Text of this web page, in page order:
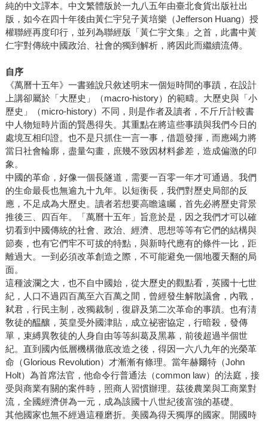
純的中文譯本。中文繁體版於一九八五年由臺北食貨出版社出
版，如今在四十年後由黃仁宇兒子黃培樂（Jefferson Huang）授
權聯經再度印行，並列為聯經版「黃仁宇文集」之首，此書中黃
仁宇對傳統中國政治、社會的獨到解析，將因此而繼續流傳。
自序
《萬曆十五年》一書雖說只敘述明末一個短時間的事蹟，在設計
上講卻屬於「大歷史」（macro-history）的範疇。大歷史與「小
歷史」（micro-history）不同，則是作者及讀者，不斤斤計較書
中人物短時片面的賢愚得失。其重點在將這些事蹟與我們今日的
處境互相印證。也不是只抓住一言一事，借題發揮，而應竭力將
當日社會輪廓，盡量勾畫，庶幾不致因材料參差，造成偏激的印
象。
中國的革命，好像一個長隧道，需要一百零一年才可通過。我們
的生命最長也無逾九十九年。以短衡長，我們對歷史局部的反
應，不足成為大歷史。讀者若想要高瞻遠矚，首先必將歷史背景
推後三、四百年。「萬曆十五年」旨意於是，因之我們才可以確
切看到中國傳統的社會、政治、經濟、思想等等有它們的結構與
節奏，也有它們牢不可拔的特點，與新時代應有的條件一比，距
離過大。一到必須改革創造之際，不可能避免一個地覆天翻的局
面。
這種波瀾之大，也不自中國始，從大歷史的觀點看，英國十七世
紀，人口不過四百萬至六百萬之間，曾經發生解散議會，內戰，
弒君，行民主制，改獨裁制，復辟及第二次革命的事蹟。也有淸
敎徒的醖釀，英皇受外國津貼，成立袐密協定，行暗殺，發傳
單，束縛異敎徒的人身自由等等糾葛及黑幕，前後超過半個世
紀。直到國內低層機構徹底改造之後，得因一六八九年的光榮革
命（Glorious Revolution）才漸漸有條理。當年赫爾特（John
Holt）為首席法官，他命令行普通法（common law）的法庭，接
受與商業有關的案件時，照商人習慣辦理。茲後農業與工商業對
流，全國經濟併為一元，成為該國十八世紀後富強的基礎。
其他國家也無不經過這種磨折。美國為得天獨厚的國家。開國時